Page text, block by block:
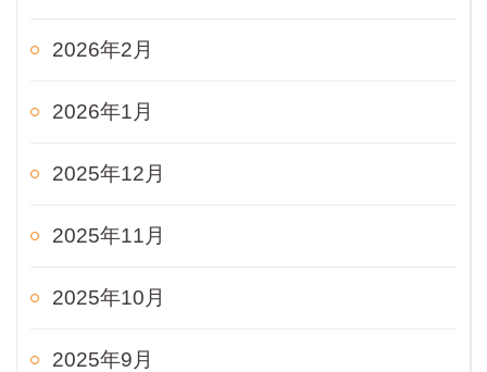
2026年2月
2026年1月
2025年12月
2025年11月
2025年10月
2025年9月